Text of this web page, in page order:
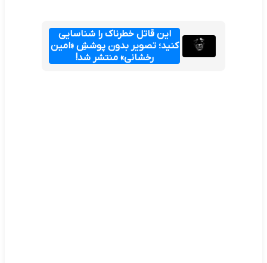
این قاتل خطرناک را شناسایی
کنید؛ تصویر بدون پوششِ «امین
رخشانی» منتشر شد!